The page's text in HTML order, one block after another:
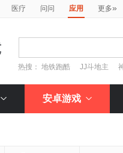
医疗 问问 应用 更多»
热搜：地铁跑酷 JJ斗地主
安卓游戏